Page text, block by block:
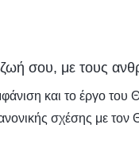
ζωή σου, με τους
και το έργο του
σχέσης με τον